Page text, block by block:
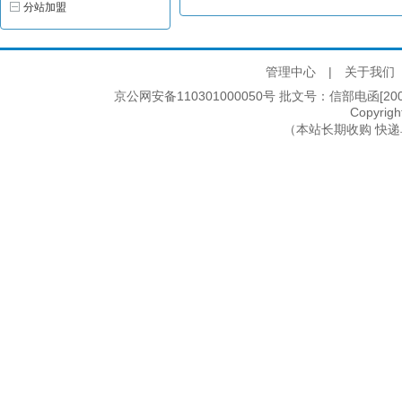
分站加盟
管理中心 |
关于我们
京公网安备110301000050号 批文号：信部电函
（本站长期收购 快